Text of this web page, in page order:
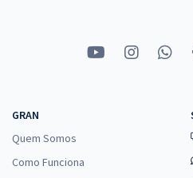
GRAN
Quem Somos
Como Funciona